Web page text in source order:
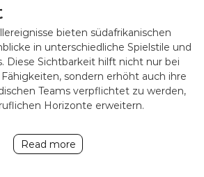
bieten südafrikanischen
in unterschiedliche Spielstile und
Diese Sichtbarkeit hilft nicht nur bei
sondern erhöht auch ihre
Teams verpflichtet zu werden,
Horizonte erweitern.
Read more